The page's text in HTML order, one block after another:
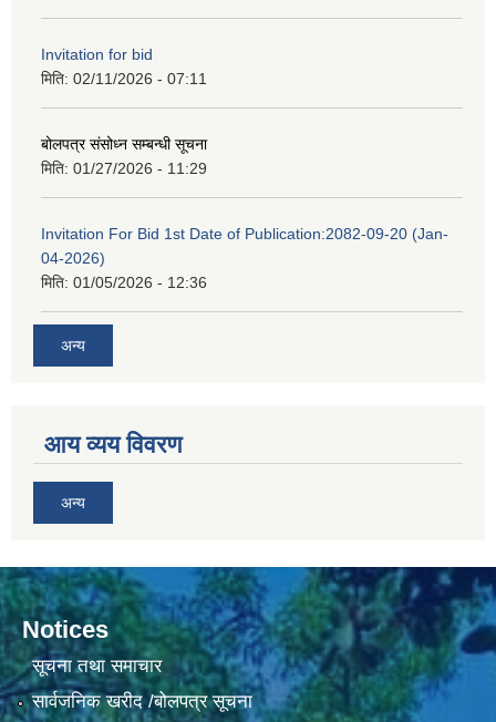
Invitation for bid
मिति: 02/11/2026 - 07:11
बोलपत्र संसोध्न सम्बन्धी सूचना
मिति: 01/27/2026 - 11:29
Invitation For Bid 1st Date of Publication:2082-09-20 (Jan-
04-2026)
मिति: 01/05/2026 - 12:36
अन्य
आय व्यय विवरण
अन्य
Notices
सूचना तथा समाचार
सार्वजनिक खरीद /बोलपत्र सूचना